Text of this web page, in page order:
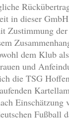
in dieser
Zustimmung
dem Klub
und
die TSG
Einschätzung
Fußball